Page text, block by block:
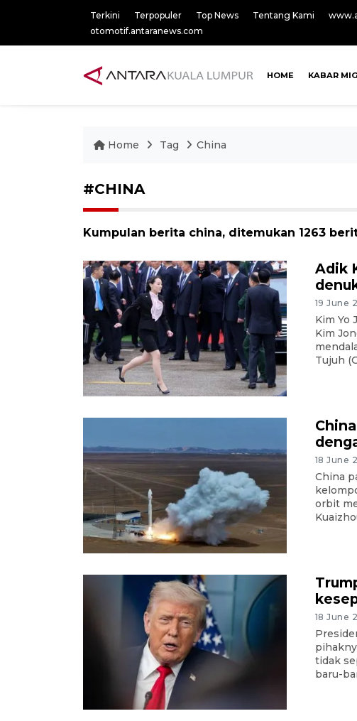
Terkini Terpopuler Top News Tentang Kami
otomotif.antaranews.com
HOME KABAR
Home Tag China
#CHINA
Kumpulan berita china, ditemukan 1263
Adik
19 June
Kim Yo
Kim
Tujuh
18 June
China
orbit
18 June
tidak
baru-